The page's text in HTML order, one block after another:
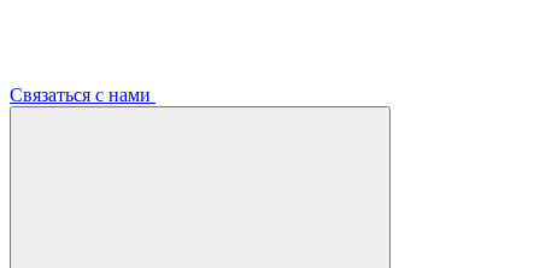
Связаться с нами